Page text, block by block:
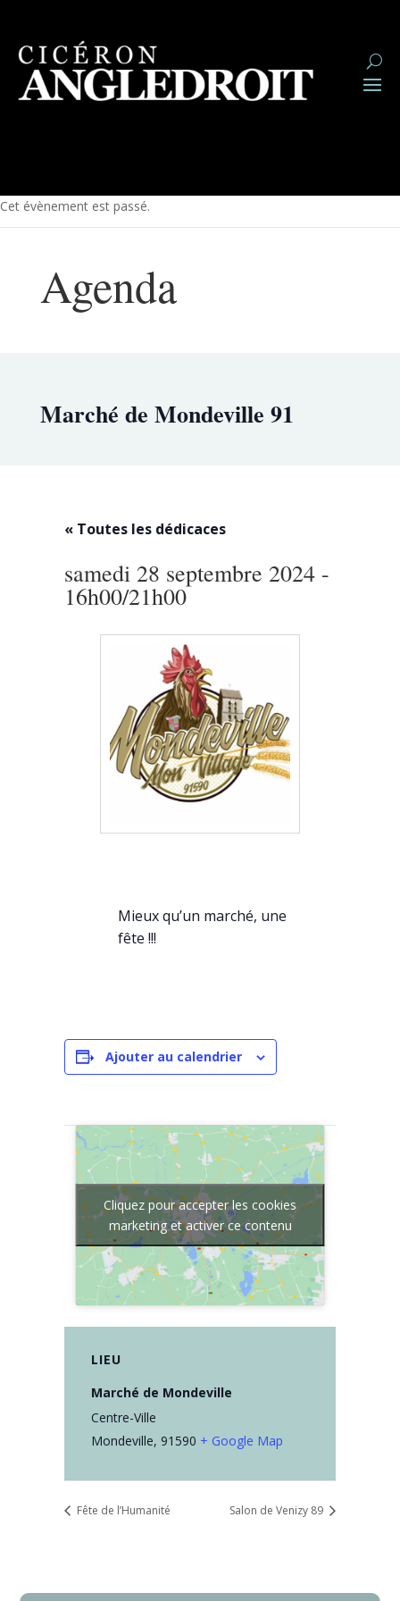
Cet évènement est passé.
Agenda
Marché de Mondeville 91
« Toutes les dédicaces
samedi 28 septembre 2024 -
16h00/21h00
Mieux qu’un marché, une
fête !!!
Ajouter au calendrier
LIEU
Marché de Mondeville
Centre-Ville
Mondeville, 91590 + Google Map
Cliquez pour accepter les cookies
marketing et activer ce contenu
Fête de l’Humanité Salon de Venizy 89